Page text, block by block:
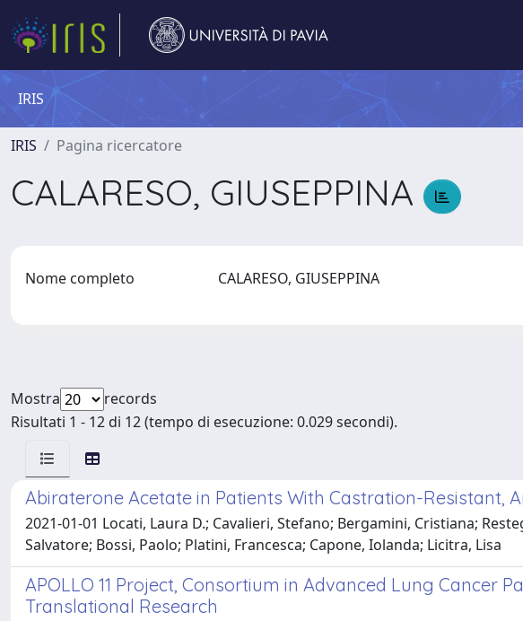
IRIS
IRIS Pagina ricercatore
CALARESO, GIUSEPPINA
Nome completo CALARESO, GIUSEPPINA
Mostra
records
Risultati 1 - 12 di 12 (tempo di esecuzione: 0.029 secondi).
Abiraterone Acetate in Patients With Castration-Resistant,
2021-01-01 Locati, Laura D.; Cavalieri, Stefano; Bergamini, Cristiana;
Salvatore; Bossi, Paolo; Platini, Francesca; Capone, Iolanda; Licitra, Lisa
APOLLO 11 Project, Consortium in Advanced Lung
Translational Research